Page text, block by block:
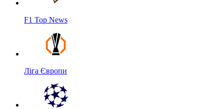
F1 Top News
Ліга Європи